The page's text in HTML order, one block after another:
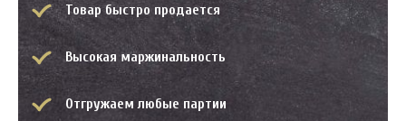
Товар быстро продается
Высокая маржинальность
Отгружаем любые партии